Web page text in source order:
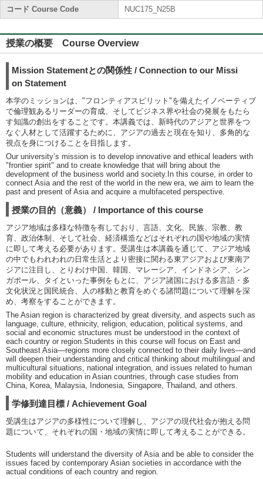
コード Course Code NUC175_N25B
授業の概要 Course Overview
Mission Statementとの関係性 / Connection to our Missi
on Statement
本学のミッションは、"フロンティアスピリット"を備えたイノベーティブ
で倫理観あるリーダーの育成、そしてビジネス界や社会の発展をもたら
す知識の創出をすることです。本講義では、新時代のアジアと世界をつ
なぐ人材として活躍するために、アジアの過去と現在を知り、多角的な
視点を身につけることを目指します。
Our university’s mission is to develop innovative and ethical leaders with
"frontier spirit" and to create knowledge that will bring about the
development of the business world and society.In this course, in order to
connect Asia and the rest of the world in the new era, we aim to learn the
past and present of Asia and acquire a multifaceted perspective.
授業の目的（意義） / Importance of this course
アジア地域は多様な特徴を有しており、言語、文化、民族、宗教、教
育、政治体制、そして社会、経済構造などはそれぞれの国や地域の実情
に即して考える必要があります。受講生は本講義を通じて、アジア地域
の中でもわれわれの日常生活とより密接に関わる東アジアおよび東南ア
ジアに注目し、とりわけ中国、韓国、マレーシア、インドネシア、シン
ガポール、タイといった事例をもとに、アジア諸国における多言語・多
文化状況と国民統合、人の移動と教育をめぐる諸問題について理解を深
め、考察をすることができます。
The Asian region is characterized by great diversity, and aspects such as
language, culture, ethnicity, religion, education, political systems, and
social and economic structures must be understood in the context of
each country or region.Students in this course will focus on East and
Southeast Asia—regions more closely connected to their daily lives—and
will deepen their understanding and critical thinking about multilingual and
multicultural situations, national integration, and issues related to human
mobility and education in Asian countries, through case studies from
China, Korea, Malaysia, Indonesia, Singapore, Thailand, and others.
学修到達目標 / Achievement Goal
受講生はアジアの多様性について理解し、アジアの現代社会が抱える問
題について、それぞれの国・地域の実情に即して考えることができる。
Students will understand the diversity of Asia and be able to consider the
issues faced by contemporary Asian societies in accordance with the
actual conditions of each country and region.